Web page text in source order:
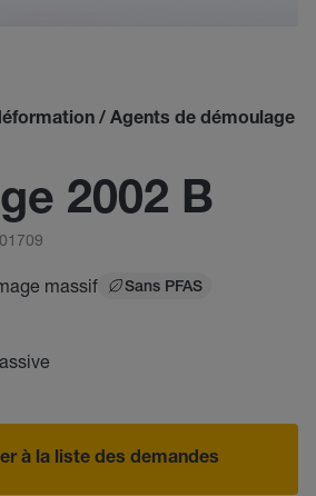
/ Agents de démoulage
2002 B
massif Sans PFAS
à la liste des demandes